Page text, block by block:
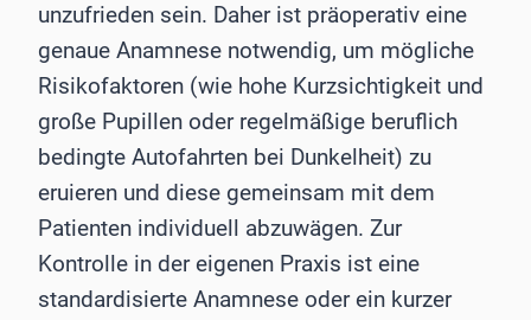
unzufrieden sein. Daher ist präoperativ eine
genaue Anamnese notwendig, um mögliche
Risikofaktoren (wie hohe Kurzsichtigkeit und
große Pupillen oder regelmäßige beruflich
bedingte Autofahrten bei Dunkelheit) zu
eruieren und diese gemeinsam mit dem
Patienten individuell abzuwägen. Zur
Kontrolle in der eigenen Praxis ist eine
standardisierte Anamnese oder ein kurzer